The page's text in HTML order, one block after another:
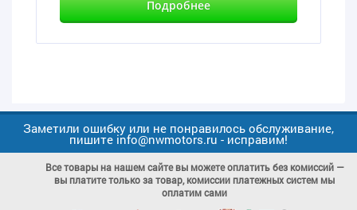
Подробнее
Заметили ошибку или не понравилось обслуживание,
пишите info@nwmotors.ru - исправим!
Все товары на нашем сайте вы можете оплатить без комиссий —
вы платите только за товар, комиссии платежных систем мы
оплатим сами